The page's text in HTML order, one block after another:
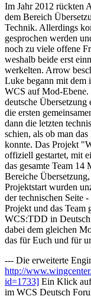
Im Jahr 2012 rückten
dem Bereich
Technik. Allerdings
gesprochen werden
noch zu viele offene
weshalb beide erst
werkelten. Arrow
Luke begann mit dem
WCS auf Mod-
deutsche
die ersten
dann die letzten
schien, als ob man
konnte. Das Projekt
offiziell gestartet, mit
das gesamte Team
Bereiche
Projektstart wurden
der technischen Seite
Projekt und das Team
WCS:TDD in
dabei dem gleichen
das für Euch und für
--- Die erweiterte
http://
id=1733] Ein Klick auf
im WCS Deutsch